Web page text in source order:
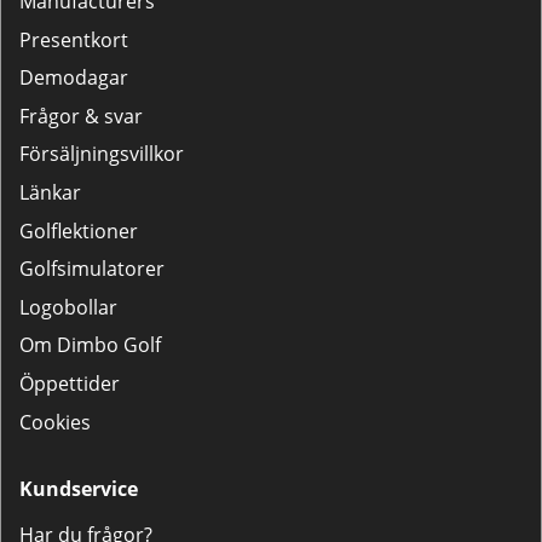
Presentkort
Demodagar
Frågor & svar
Försäljningsvillkor
Länkar
Golflektioner
Golfsimulatorer
Logobollar
Om Dimbo Golf
Öppettider
Cookies
Kundservice
Har du frågor?